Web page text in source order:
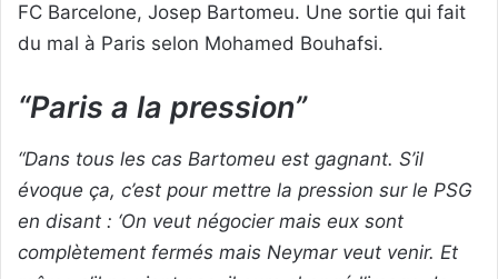
FC Barcelone, Josep Bartomeu. Une sortie qui fait
du mal à Paris selon Mohamed Bouhafsi.
“Paris a la pression”
“Dans tous les cas Bartomeu est gagnant. S’il
évoque ça, c’est pour mettre la pression sur le PSG
en disant : ‘On veut négocier mais eux sont
complètement fermés mais Neymar veut venir. Et